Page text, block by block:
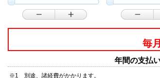
毎
年間の支払
※1 別途、諸経費がかかります。